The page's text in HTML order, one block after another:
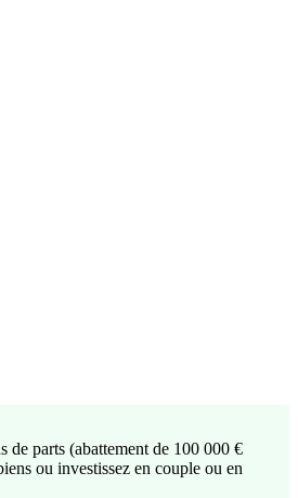
parts (abattement de 100 000 €
ou investissez en couple ou en